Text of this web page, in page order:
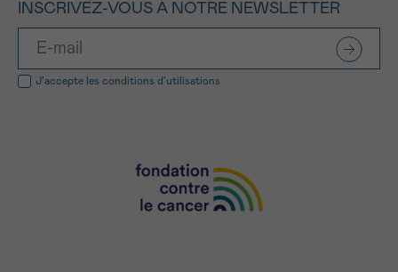
INSCRIVEZ-VOUS À NOTRE NEWSLETTER
J’accepte les conditions d’utilisations